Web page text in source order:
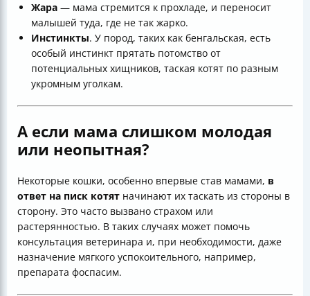
Жара — мама стремится к прохладе, и переносит
малышей туда, где не так жарко.
Инстинкты. У пород, таких как бенгальская, есть
особый инстинкт прятать потомство от
потенциальных хищников, таская котят по разным
укромным уголкам.
А если мама слишком молодая
или неопытная?
Некоторые кошки, особенно впервые став мамами, в
ответ на писк котят начинают их таскать из стороны в
сторону. Это часто вызвано страхом или
растерянностью. В таких случаях может помочь
консультация ветеринара и, при необходимости, даже
назначение мягкого успокоительного, например,
препарата фоспасим.